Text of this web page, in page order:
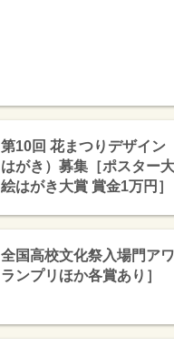
第10回 花まつりデザイン
はがき）募集［ポスター
絵はがき大賞 賞金1万円］
全国高校文化祭入場門ア
ランプリほか各賞あり］